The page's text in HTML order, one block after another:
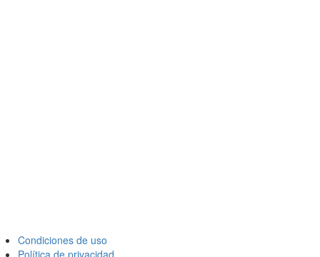
Condiciones de uso
Política de privacidad